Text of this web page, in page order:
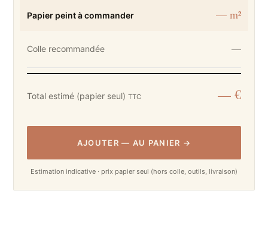
Papier peint à commander — m²
Colle recommandée —
Total estimé (papier seul)TTC — €
AJOUTER— AU PANIER →
Estimation indicative · prix papier seul (hors colle, outils, livraison)